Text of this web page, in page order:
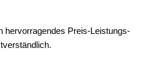
hervorragendes Preis-Leistungs-